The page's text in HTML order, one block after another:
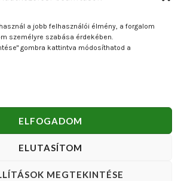
a jobb felhasználói élmény, a forgalom
személyre szabása érdekében.
gombra kattintva módosíthatod a
ELFOGADOM
ELUTASÍTOM
MEGTEKINTÉSE
adószám: HU90921379
: OTP Bank 11740047-27102600
Bálint E. V. (Halcsapda).